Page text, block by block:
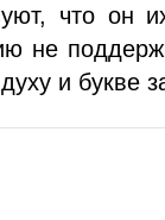
что
не
и букве